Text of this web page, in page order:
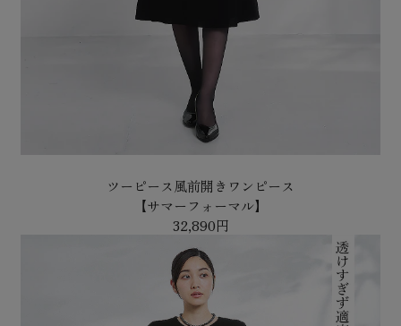
ツーピース風前開きワンピース
【サマーフォーマル】
32,890円